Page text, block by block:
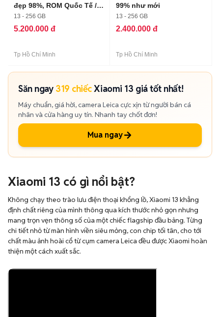
đẹp 98%, ROM Quốc Tế /
gl
13 - 256 GB
5.200.000 đ
Tp Hồ Chí Minh
99% như mới
13 - 256 GB
2.400.000 đ
Tp Hồ Chí Minh
Săn ngay 319 chiếcXiaomi 13 giá tốt nhất!
Máy chuẩn, giá hời, camera Leica cực xịn từ người bán cá
nhân và cửa hàng uy tín. Nhanh tay chốt đơn!
Mua ngay
Xiaomi 13 có gì nổi bật?
Không chạy theo trào lưu điện thoại khổng lồ, Xiaomi 13 khẳng
định chất riêng của mình thông qua kích thước nhỏ gọn nhưng
mang trọn vẹn thông số của một chiếc flagship đầu bảng. Từng
chi tiết nhỏ từ màn hình viền siêu mỏng, con chip tối tân, cho tới
chất màu ảnh hoài cổ từ cụm camera Leica đều được Xiaomi hoàn
thiện một cách xuất sắc.